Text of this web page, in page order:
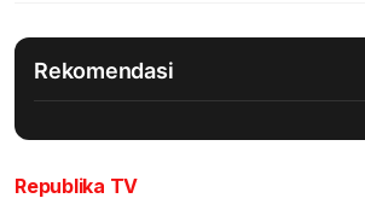
Rekomendasi
Republika TV